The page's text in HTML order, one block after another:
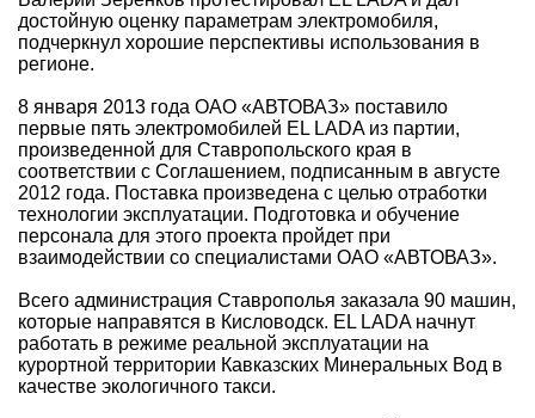
достойную оценку параметрам электромобиля,
подчеркнул хорошие перспективы использования в
регионе.
8 января 2013 года ОАО «АВТОВАЗ» поставило
первые пять электромобилей EL LADA из партии,
произведенной для Ставропольского края в
соответствии с Соглашением, подписанным в августе
2012 года. Поставка произведена с целью отработки
технологии эксплуатации. Подготовка и обучение
персонала для этого проекта пройдет при
взаимодействии со специалистами ОАО «АВТОВАЗ».
Всего администрация Ставрополья заказала 90 машин,
которые направятся в Кисловодск. EL LADA начнут
работать в режиме реальной эксплуатации на
курортной территории Кавказских Минеральных Вод в
качестве экологичного такси.